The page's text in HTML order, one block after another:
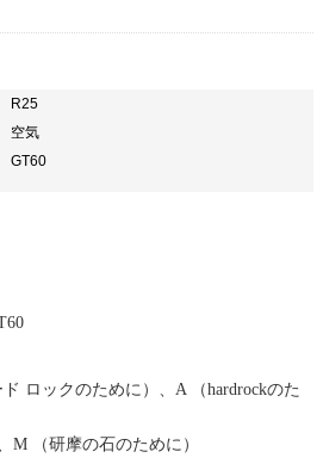
R25
空気
GT60
ロックのために）、A （hardrockのた
M （研摩の石のために）